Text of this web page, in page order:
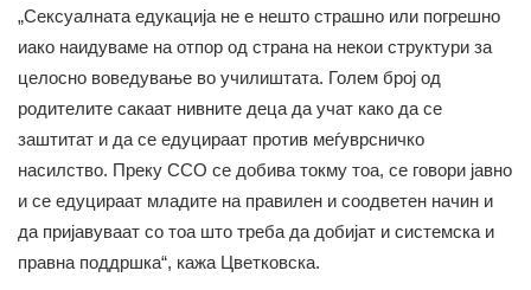
„Сексуалната едукација не е нешто страшно или погрешно
иако наидуваме на отпор од страна на некои структури за
целосно воведување во училиштата. Голем број од
родителите сакаат нивните деца да учат како да се
заштитат и да се едуцираат против меѓуврсничко
насилство. Преку ССО се добива токму тоа, се говори јавно
и се едуцираат младите на правилен и соодветен начин и
да пријавуваат со тоа што треба да добијат и системска и
правна поддршка“, кажа Цветковска.